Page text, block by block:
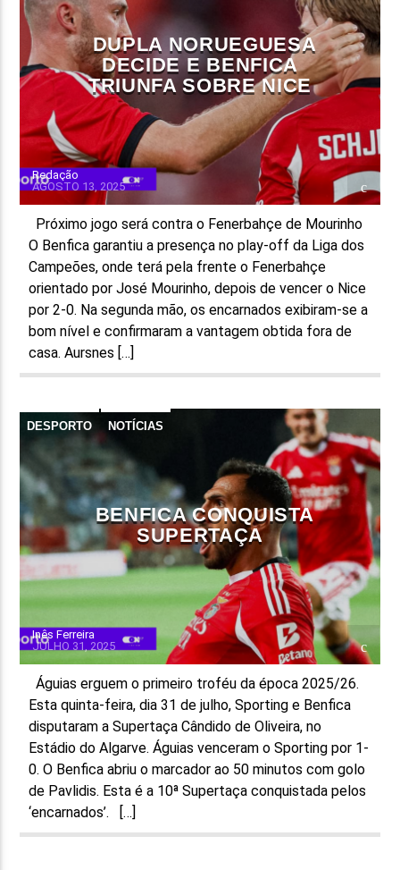
DUPLA NORUEGUESA
DECIDE E BENFICA
TRIUNFA SOBRE NICE
Redação
AGOSTO 13, 2025
Próximo jogo será contra o Fenerbahçe de Mourinho
O Benfica garantiu a presença no play-off da Liga dos
Campeões, onde terá pela frente o Fenerbahçe
orientado por José Mourinho, depois de vencer o Nice
por 2-0. Na segunda mão, os encarnados exibiram-se a
bom nível e confirmaram a vantagem obtida fora de
casa. Aursnes […]
DESPORTO NOTÍCIAS
BENFICA CONQUISTA
SUPERTAÇA
Inês Ferreira
JULHO 31, 2025
Águias erguem o primeiro troféu da época 2025/26.
Esta quinta-feira, dia 31 de julho, Sporting e Benfica
disputaram a Supertaça Cândido de Oliveira, no
Estádio do Algarve. Águias venceram o Sporting por 1-
0. O Benfica abriu o marcador ao 50 minutos com golo
de Pavlidis. Esta é a 10ª Supertaça conquistada pelos
‘encarnados’. […]